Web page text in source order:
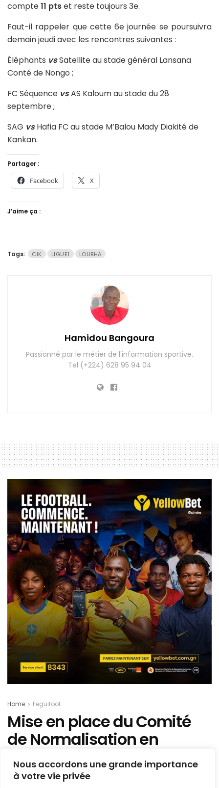
Nous accordons une grande importance
à votre vie privée
compte11 ptset reste toujours 3e.
Faut-il rappeler que cette 6e journée se poursuivra
demain jeudi avec les rencontres suivantes :
Éléphants vsSatellite au stade général Lansana
Conté de Nongo ;
FC Séquence vsAS Kaloum au stade du 28
septembre ;
SAG vsHafia FC au stade M’Balou Mady Diakité de
Kankan.
Partager :
Facebook X
J’aime ça :
Tags: CIK LIGUE1 LOUBHA
Hamidou Bangoura
Passionné par le métier de l'information sportive.
Tel (+224) 628 95 94 04
Home Feguifoot
Mise en place du Comité
de Normalisation en
Guinée : « (…) ne nous
attendons pas à grand-